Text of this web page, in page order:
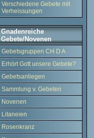
Verschiedene Gebete mit
Verheissungen
Gnadenreiche
Gebete/Novenen
Gebetsgruppen CH D A
Erhört Gott unsere Gebete?
Gebetsanliegen
Sammlung v. Gebeten
Novenen
Litaneien
Rosenkranz